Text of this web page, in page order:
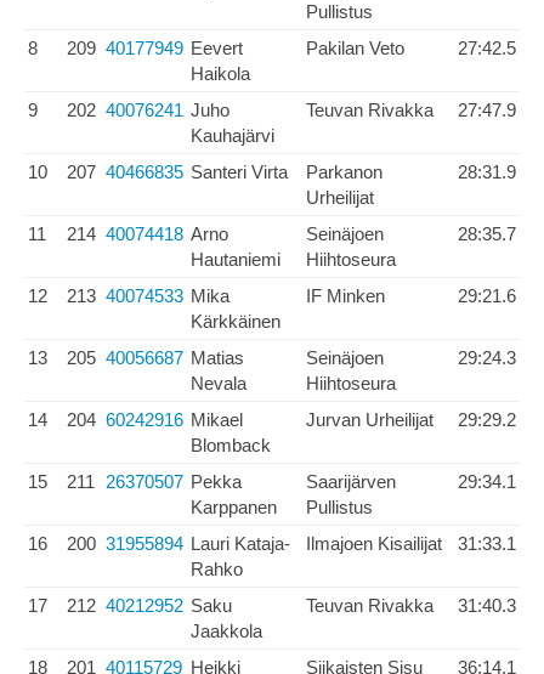
Pullistus
8 209 40177949 Eevert
Haikola
Pakilan Veto 27:42.5
9 202 40076241 Juho
Kauhajärvi
Teuvan Rivakka 27:47.9
10 207 40466835 Santeri Virta
Parkanon
Urheilijat
28:31.9
11 214 40074418 Arno
Hautaniemi
Seinäjoen
Hiihtoseura
28:35.7
12 213 40074533 Mika
Kärkkäinen
IF Minken 29:21.6
13 205 40056687 Matias
Nevala
Seinäjoen
Hiihtoseura
29:24.3
14 204 60242916 Mikael
Blomback
Jurvan Urheilijat 29:29.2
15 211 26370507 Pekka
Karppanen
Saarijärven
Pullistus
29:34.1
16 200 31955894 Lauri Kataja-
Rahko
Ilmajoen Kisailijat 31:33.1
17 212 40212952 Saku
Jaakkola
Teuvan Rivakka 31:40.3
18 201 40115729 Heikki Siikaisten Sisu 36:14.1